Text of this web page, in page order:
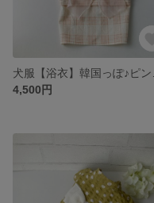
4,500円